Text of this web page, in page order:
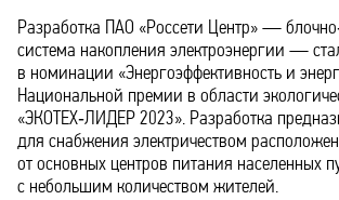
Разработка ПАО «Россети Центр» —
система накопления электроэнергии —
в номинации «Энергоэффективность и
Национальной премии в области
«ЭКОТЕХ‑ЛИДЕР 2023». Разработка
для снабжения электричеством
от основных центров питания населенных
с небольшим количеством жителей.